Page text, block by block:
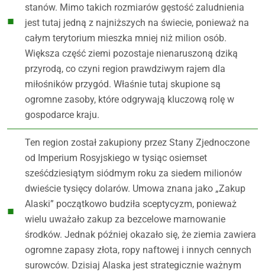
stanów. Mimo takich rozmiarów gęstość zaludnienia
jest tutaj jedną z najniższych na świecie, ponieważ na
całym terytorium mieszka mniej niż milion osób.
Większa część ziemi pozostaje nienaruszoną dziką
przyrodą, co czyni region prawdziwym rajem dla
miłośników przygód. Właśnie tutaj skupione są
ogromne zasoby, które odgrywają kluczową rolę w
gospodarce kraju.
Ten region został zakupiony przez Stany Zjednoczone
od Imperium Rosyjskiego w tysiąc osiemset
sześćdziesiątym siódmym roku za siedem milionów
dwieście tysięcy dolarów. Umowa znana jako „Zakup
Alaski” początkowo budziła sceptycyzm, ponieważ
wielu uważało zakup za bezcelowe marnowanie
środków. Jednak później okazało się, że ziemia zawiera
ogromne zapasy złota, ropy naftowej i innych cennych
surowców. Dzisiaj Alaska jest strategicznie ważnym